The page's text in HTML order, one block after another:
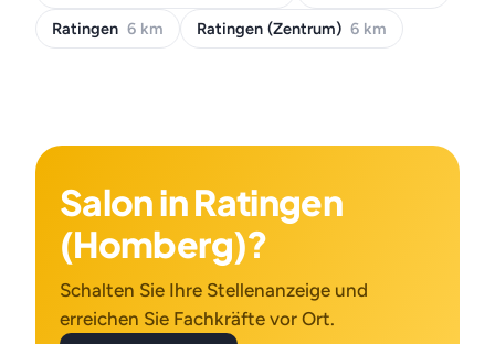
Ratingen 6 km Ratingen (Zentrum) 6 km
Salon in Ratingen
(Homberg)?
Schalten Sie Ihre Stellenanzeige und
erreichen Sie Fachkräfte vor Ort.